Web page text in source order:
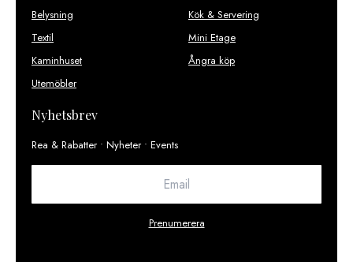
Belysning
Textil
Kaminhuset
Utemöbler
Kök & Servering
Mini Etage
Ångra köp
Nyhetsbrev
Rea & Rabatter • Nyheter • Events
Prenumerera